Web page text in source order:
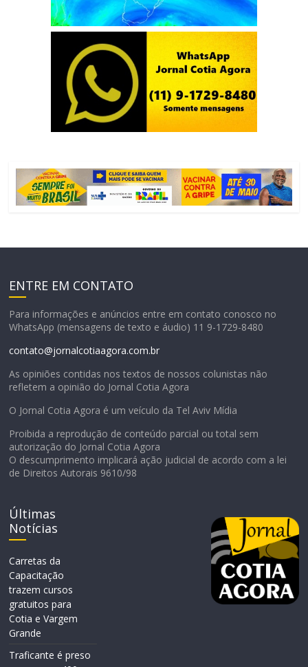
ENTRE EM CONTATO
Para informações e anúncios entre em contato conosco no
WhatsApp (mensagens de texto e áudio) 11 9-1729-8480
contato@jornalcotiaagora.com.br
As opiniões contidas nos textos de nossos colunistas não
refletem a opinião do Jornal Cotia Agora
O Jornal Cotia Agora é um veículo da Tel Aviv Mídia
Proibida a reprodução de conteúdo parcial ou total sem
autorização do Jornal Cotia Agora
O descumprimento implicará ação judicial de acordo com a lei
de Direitos Autorais 9610/98
Últimas
Notícias
Carretas da
Capacitação
trazem cursos
gratuitos para
Cotia e Vargem
Grande
Traficante é preso